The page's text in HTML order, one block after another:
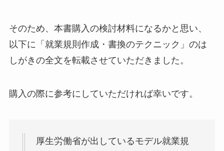
そのため、本書購入の検討材料になるかと思い、
以下に「就業規則作成・書換のテクニック」のは
しがきの全文を転載させていただきました。
購入の際に参考にしていただければ幸いです。
厚生労働省が出しているモデル就業規